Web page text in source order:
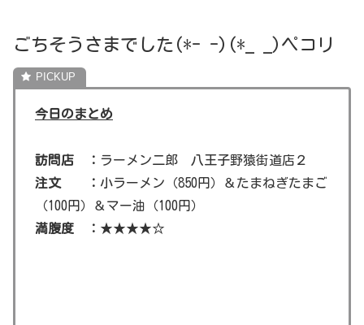
ごちそうさまでした(*- -)(*_ _)ペコリ
今日のまとめ
訪問店 ： ラーメン二郎 八王子野猿街道店２
注文 ： 小ラーメン（850円）＆たまねぎたまご
（100円）＆マー油（100円）
満腹度 ： ★★★★☆